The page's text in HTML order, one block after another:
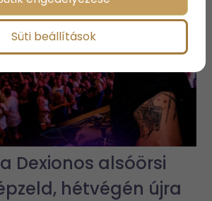
Dexionos alsóörsi
hétvégén újra
Süti beállítások